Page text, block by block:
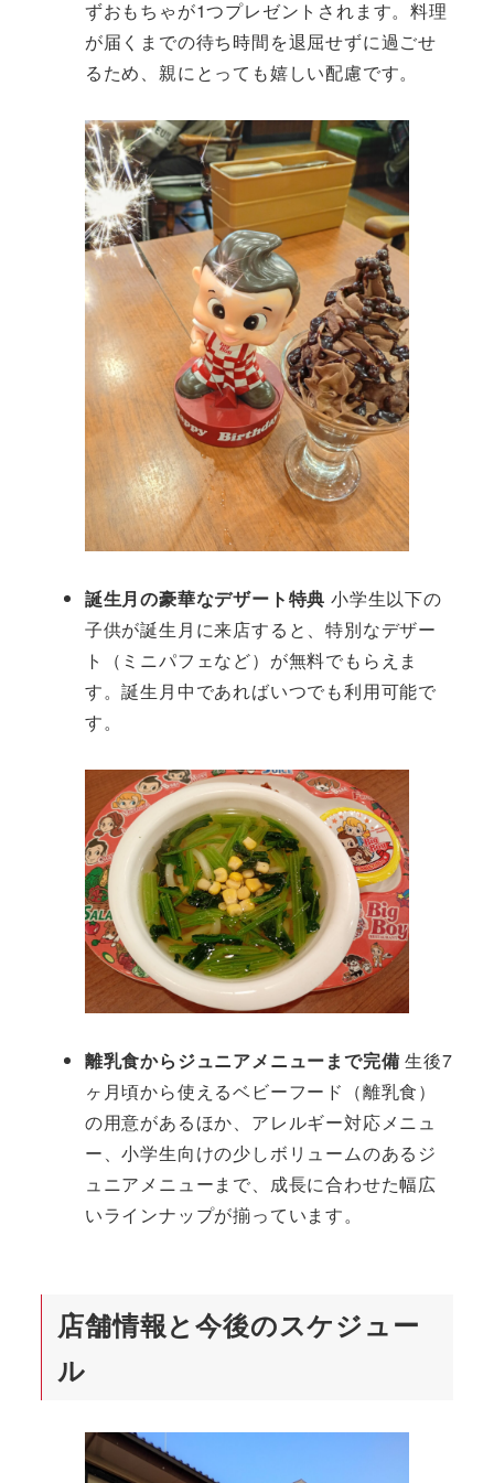
ずおもちゃが1つプレゼントされます。料理
が届くまでの待ち時間を退屈せずに過ごせ
るため、親にとっても嬉しい配慮です。
誕生月の豪華なデザート特典 小学生以下の
子供が誕生月に来店すると、特別なデザー
ト（ミニパフェなど）が無料でもらえま
す。誕生月中であればいつでも利用可能で
す。
離乳食からジュニアメニューまで完備 生後7
ヶ月頃から使えるベビーフード（離乳食）
の用意があるほか、アレルギー対応メニュ
ー、小学生向けの少しボリュームのあるジ
ュニアメニューまで、成長に合わせた幅広
いラインナップが揃っています。
店舗情報と今後のスケジュー
ル